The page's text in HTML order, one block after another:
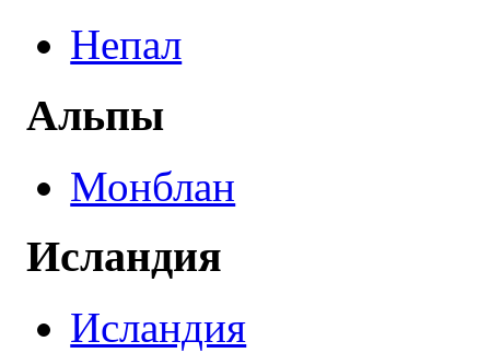
Непал
Альпы
Монблан
Исландия
Исландия